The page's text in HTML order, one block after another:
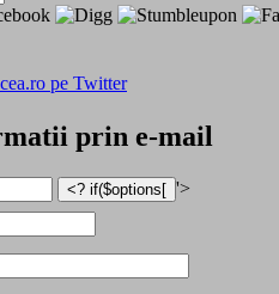
pe Twitter
prin e-mail
'>